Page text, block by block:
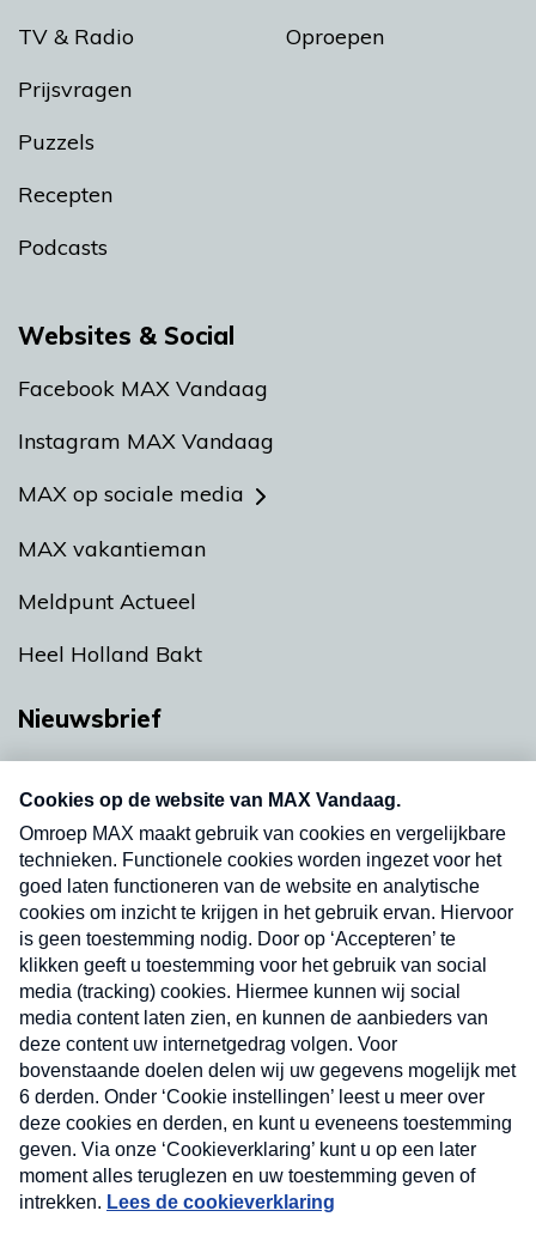
TV & Radio
Prijsvragen
Puzzels
Recepten
Podcasts
Oproepen
Websites & Social
Facebook MAX Vandaag
Instagram MAX Vandaag
MAX op sociale media
MAX vakantieman
Meldpunt Actueel
Heel Holland Bakt
Nieuwsbrief
nieuwsbrief. Elke vrijdag- en dinsdagochtend in
uw mailbox.
Verzend
Nieuwsbrief
Neem hier een gratis abonnement op onze
nieuwsbrief. Elke vrijdag- en dinsdagochtend in uw